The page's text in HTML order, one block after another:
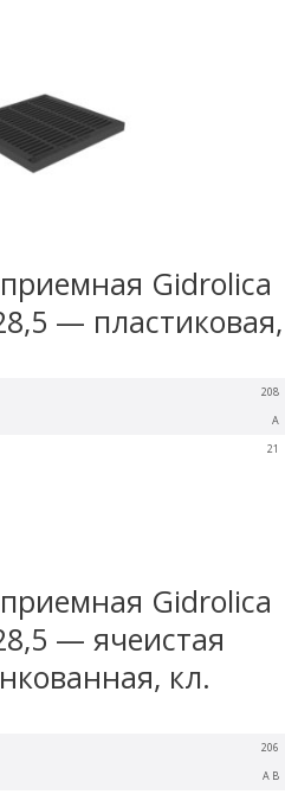
208
21
A
Gidrolica
— пластиковая,
206
A B
Gidrolica
— ячеистая
кл.